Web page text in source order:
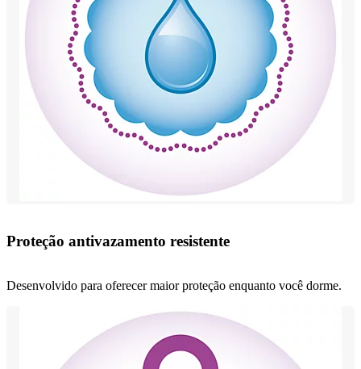
Proteção antivazamento resistente
Desenvolvido para oferecer maior proteção enquanto você dorme.